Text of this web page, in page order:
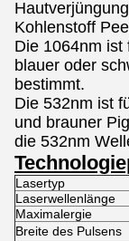
Kohlenstoff
Die 1064nm ist
blauer oder
bestimmt.
Die 532nm ist
und brauner
die 532nm
Lasertyp
Laserwellenlänge
Maximalergie
Breite des Pulsens